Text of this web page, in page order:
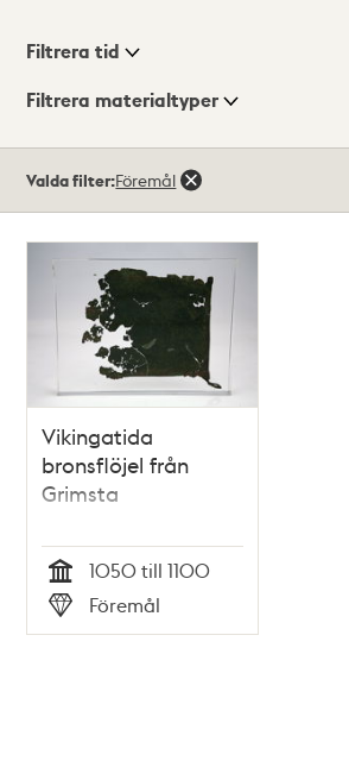
Visningsläge
Filtrera tid
Filtrera materialtyper
träffar
Valda filter:Föremål
Vikingatida
bronsflöjel från
Grimsta
Tid
1050 till 1100
Typ
Föremål